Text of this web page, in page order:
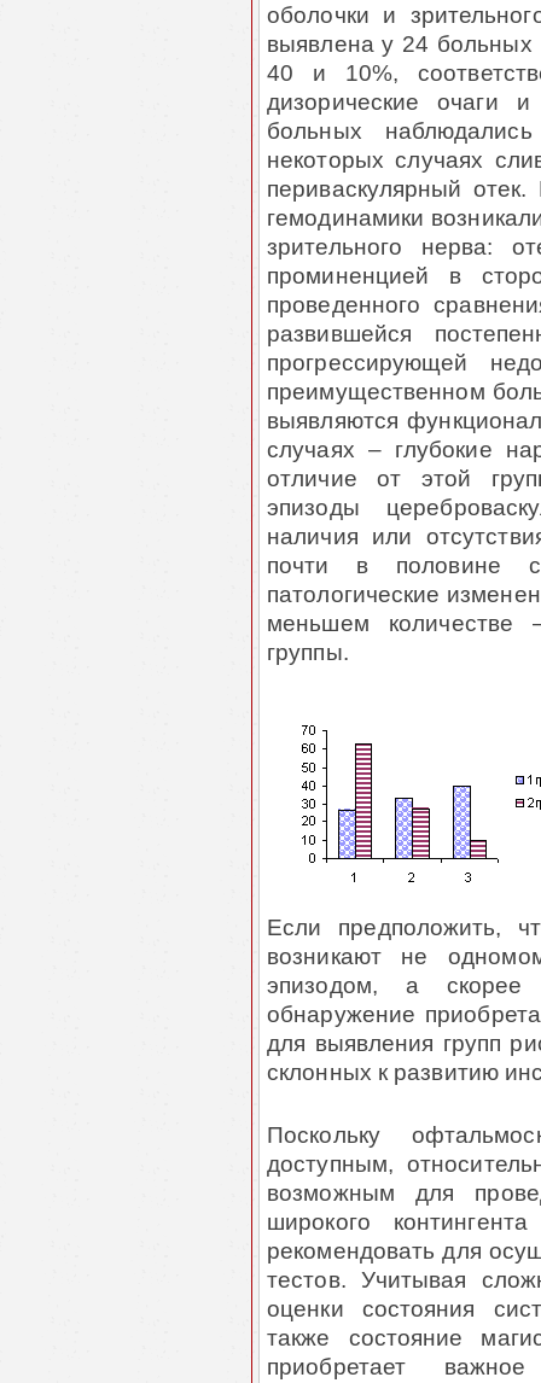
оболочки и
выявлена у 24 больных
40 и 10%,
дизорические очаги
больных
некоторых случаях
периваскулярный
гемодинамики
зрительного нерва:
проминенцией в
проведенного
развившейся
прогрессирующей
преимущественном
выявляются
случаях – глубокие
отличие от этой
эпизоды
наличия или
почти в половине
патологические
меньшем количестве
группы.
Если предположить,
возникают не
эпизодом, а
обнаружение
для выявления групп
склонных к развитию
Поскольку
доступным,
возможным для
широкого
рекомендовать для
тестов. Учитывая
оценки состояния
также состояние
приобретает